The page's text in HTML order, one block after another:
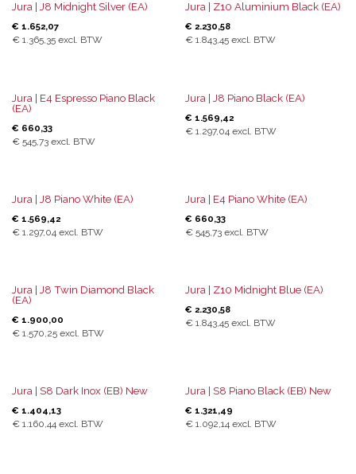
Jura | J8 Midnight Silver (EA)
€ 1.652,07
€ 1.365,35 excl. BTW
Jura | Z10 Aluminium Black (EA)
€ 2.230,58
€ 1.843,45excl. BTW
Jura | E4 Espresso Piano Black
(EA)
€ 660,33
€ 545,73 excl. BTW
Jura | J8 Piano Black (EA)
€ 1.569,42
€ 1.297,04 excl. BTW
Jura | J8 Piano White (EA)
€ 1.569,42
€ 1.297,04 excl. BTW
Jura | E4 Piano White (EA)
€ 660,33
€ 545,73excl. BTW
Jura | J8 Twin Diamond Black
(EA)
€ 1.900,00
€ 1.570,25 excl. BTW
Jura | Z10 Midnight Blue (EA)
€ 2.230,58
€ 1.843,45excl. BTW
Jura | S8 Dark Inox (EB) New
€ 1.404,13
€ 1.160,44 excl. BTW
Jura | S8 Piano Black (EB) New
€ 1.321,49
€ 1.092,14excl. BTW